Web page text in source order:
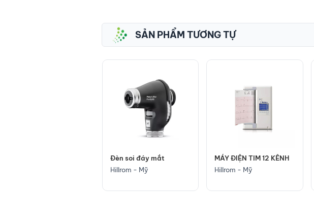
SẢN PHẨM TƯƠNG TỰ
Đèn soi đáy mắt
Hillrom - Mỹ
MÁY ĐIỆN TIM 12 KÊNH
Hillrom - Mỹ